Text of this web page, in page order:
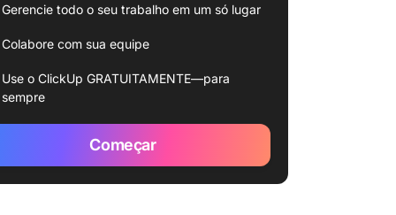
Gerencie todo o seu trabalho em um só lugar
Colabore com sua equipe
Use o ClickUp GRATUITAMENTE—para
sempre
Começar